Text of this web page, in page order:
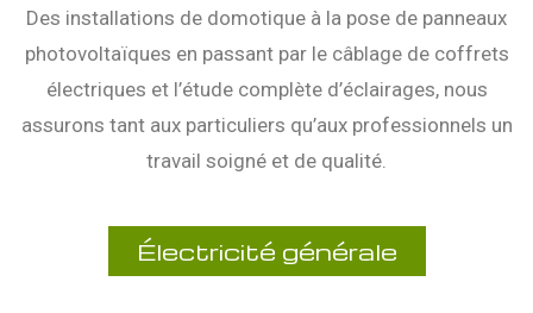
Des installations de domotique à la pose de panneaux
photovoltaïques en passant par le câblage de coffrets
électriques et l’étude complète d’éclairages, nous
assurons tant aux particuliers qu’aux professionnels un
travail soigné et de qualité.
Électricité générale